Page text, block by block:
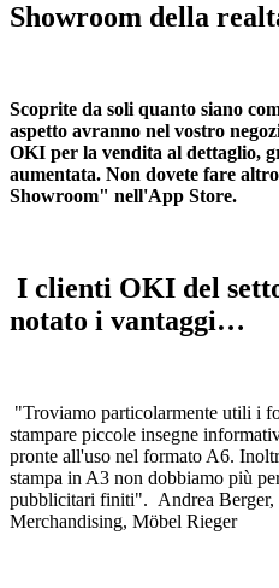
Showroom della
Scoprite da soli quanto siano
aspetto avranno nel vostro
OKI per la vendita al dettaglio,
aumentata. Non dovete fare
Showroom" nell'App Store.
I clienti OKI del
notato i vantaggi…
"Troviamo particolarmente utili i
stampare piccole insegne
pronte all'uso nel formato A6.
stampa in A3 non dobbiamo più
pubblicitari finiti". Andrea Berger,
Merchandising, Möbel Rieger